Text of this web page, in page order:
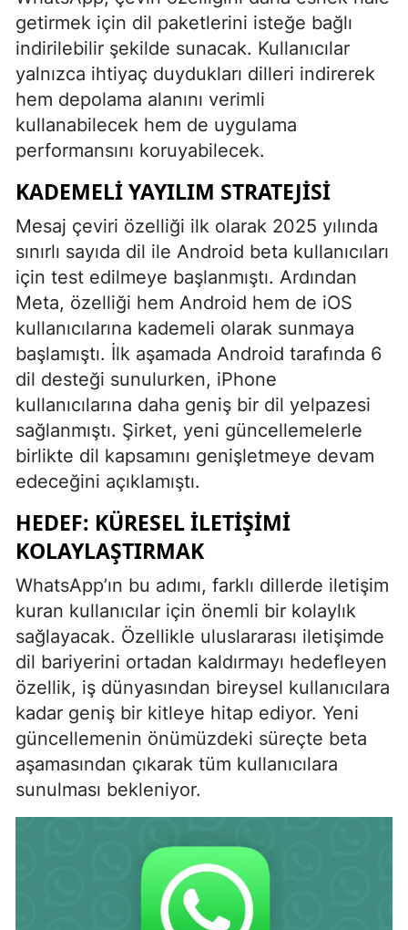
getirmek için dil paketlerini isteğe bağlı
indirilebilir şekilde sunacak. Kullanıcılar
yalnızca ihtiyaç duydukları dilleri indirerek
hem depolama alanını verimli
kullanabilecek hem de uygulama
performansını koruyabilecek.
KADEMELI YAYILIM STRATEJISI
Mesaj çeviri özelliği ilk olarak 2025 yılında
sınırlı sayıda dil ile Android beta kullanıcıları
için test edilmeye başlanmıştı. Ardından
Meta, özelliği hem Android hem de iOS
kullanıcılarına kademeli olarak sunmaya
başlamıştı. İlk aşamada Android tarafında 6
dil desteği sunulurken, iPhone
kullanıcılarına daha geniş bir dil yelpazesi
sağlanmıştı. Şirket, yeni güncellemelerle
birlikte dil kapsamını genişletmeye devam
edeceğini açıklamıştı.
HEDEF: KÜRESEL İLETIŞIMI
KOLAYLAŞTIRMAK
WhatsApp’ın bu adımı, farklı dillerde iletişim
kuran kullanıcılar için önemli bir kolaylık
sağlayacak. Özellikle uluslararası iletişimde
dil bariyerini ortadan kaldırmayı hedefleyen
özellik, iş dünyasından bireysel kullanıcılara
kadar geniş bir kitleye hitap ediyor. Yeni
güncellemenin önümüzdeki süreçte beta
aşamasından çıkarak tüm kullanıcılara
sunulması bekleniyor.